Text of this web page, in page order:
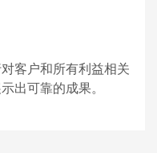
客户和所有利益相关
出可靠的成果。